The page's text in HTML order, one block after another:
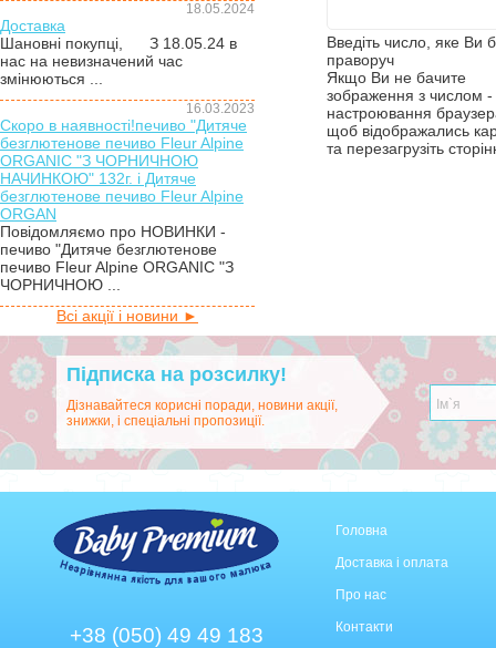
18.05.2024
Доставка
Шановні покупці, З 18.05.24 в
нас на невизначений час
змінюються ...
16.03.2023
Скоро в наявності!печиво "Дитяче
безглютенове печиво Fleur Alpine
ORGANIC "З ЧОРНИЧНОЮ
НАЧИНКОЮ" 132г. і Дитяче
безглютенове печиво Fleur Alpine
ORGAN
Повідомляємо про НОВИНКИ -
печиво "Дитяче безглютенове
печиво Fleur Alpine ORGANIC "З
ЧОРНИЧНОЮ ...
Всі акції і новини ►
Введіть число, яке Ви
праворуч
Якщо Ви не бачите
зображення з числом -
настроювання
щоб відображались
та перезагрузіть
Підписка на розсилку!
Дізнавайтеся корисні поради, новини акції,
знижки, і спеціальні пропозиції.
+38 (050) 49 49 183
Головна
Доставка і оплата
Про нас
Контакти